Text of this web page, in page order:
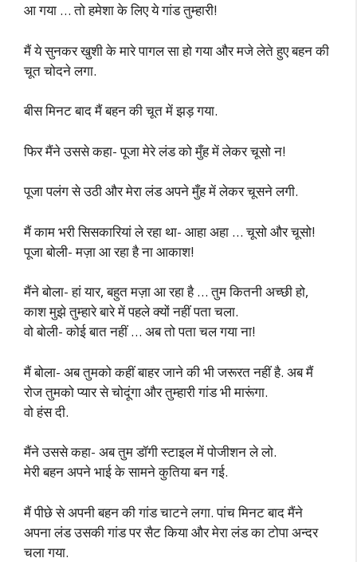
आ गया … तो हमेशा के लिए ये गांड तुम्हारी!
मैं ये सुनकर खुशी के मारे पागल सा हो गया और मजे लेते हुए बहन की
चूत चोदने लगा.
बीस मिनट बाद मैं बहन की चूत में झड़ गया.
फिर मैंने उससे कहा- पूजा मेरे लंड को मुँह में लेकर चूसो न!
पूजा पलंग से उठी और मेरा लंड अपने मुँह में लेकर चूसने लगी.
मैं काम भरी सिसकारियां ले रहा था- आहा अहा … चूसो और चूसो!
पूजा बोली- मज़ा आ रहा है ना आकाश!
मैंने बोला- हां यार, बहुत मज़ा आ रहा है … तुम कितनी अच्छी हो,
काश मुझे तुम्हारे बारे में पहले क्यों नहीं पता चला.
वो बोली- कोई बात नहीं … अब तो पता चल गया ना!
मैं बोला- अब तुमको कहीं बाहर जाने की भी जरूरत नहीं है. अब मैं
रोज तुमको प्यार से चोदूंगा और तुम्हारी गांड भी मारूंगा.
वो हंस दी.
मैंने उससे कहा- अब तुम डॉगी स्टाइल में पोजीशन ले लो.
मेरी बहन अपने भाई के सामने कुतिया बन गई.
मैं पीछे से अपनी बहन की गांड चाटने लगा. पांच मिनट बाद मैंने
अपना लंड उसकी गांड पर सैट किया और मेरा लंड का टोपा अन्दर
चला गया.